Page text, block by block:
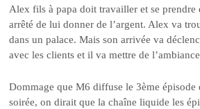
Alex fils à papa doit travailler et se prendre
arrêté de lui donner de l’argent. Alex va
dans un palace. Mais son arrivée va
avec les clients et il va mettre de
Dommage que M6 diffuse le 3ème épisode
soirée, on dirait que la chaîne liquide les